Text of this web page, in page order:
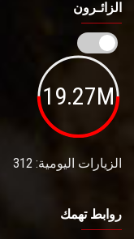
الزائـرون
19.27M
الزيارات اليومية: 312
روابط تهمك